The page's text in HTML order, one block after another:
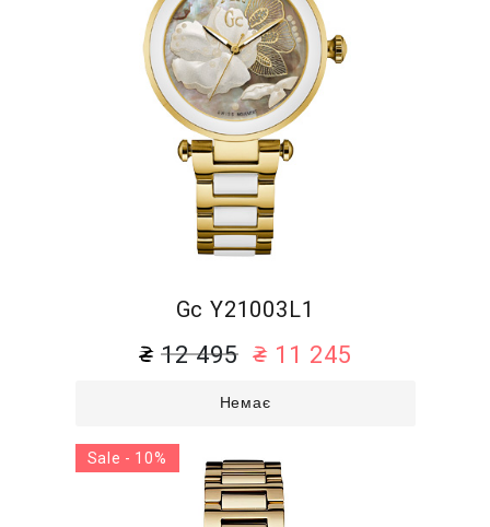
Gc Y21003L1
12 495 11 245
Немає
Sale - 10%